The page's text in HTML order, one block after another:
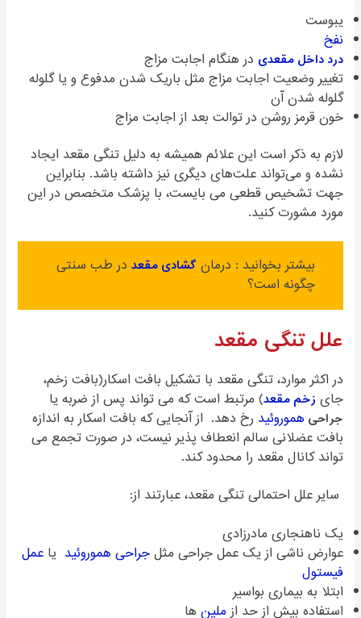
یبوست
نفخ
درد داخل مقعدی در هنگام اجابت مزاج
تغییر وضعیت اجابت مزاج مثل باریک شدن مدفوع و یا گلوله
گلوله شدن آن
خون قرمز روشن در توالت بعد از اجابت مزاج
لازم به ذکر است این علائم همیشه به دلیل تنگی مقعد ایجاد
نشده و می‌تواند علت‌های دیگری نیز داشته باشد. بنابراین
جهت تشخیص قطعی می بایست، با پزشک متخصص در این
مورد مشورت کنید.
بیشتر بخوانید : درمانگشادی مقعد در طب سنتی
چگونه است؟
علل تنگی مقعد
در اکثر موارد، تنگی مقعد با تشکیل بافت اسکار(بافت زخم،
جای زخم مقعد) مرتبط است که می تواند پس از ضربه یا
جراحی هموروئید رخ دهد. از آنجایی که بافت اسکار به اندازه
بافت عضلانی سالم انعطاف پذیر نیست، در صورت تجمع می
تواند کانال مقعد را محدود کند.
سایر علل احتمالی تنگی مقعد، عبارتند از:
یک ناهنجاری مادرزادی
عوارض ناشی از یک عمل جراحی مثلجراحی هموروئید یاعمل
فیستول
ابتلا به بیماری بواسیر
استفاده بیش از حد ازملین ها